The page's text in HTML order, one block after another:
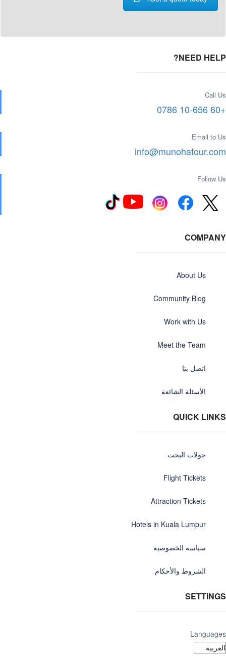
NEED HELP?
Call Us
+60 10-656 0786
Email to Us
info@munohatour.com
Follow Us
COMPANY
About Us
Community Blog
Work with Us
Meet the Team
اتصل بنا
الأسئلة الشائعة
QUICK LINKS
جولات البحث
Flight Tickets
Attraction Tickets
Hotels in Kuala Lumpur
سياسة الخصوصية
الشروط والأحكام
SETTINGS
Languages